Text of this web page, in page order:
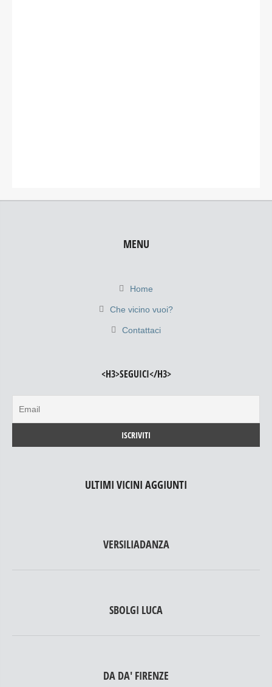
MENU
Home
Che vicino vuoi?
Contattaci
<H3>SEGUICI</H3>
ULTIMI VICINI AGGIUNTI
VERSILIADANZA
SBOLGI LUCA
DA DA' FIRENZE